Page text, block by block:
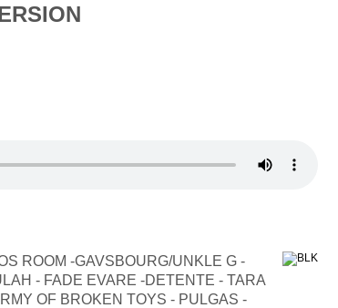
ROOM -GAVSBOURG/UNKLE G -
- FADE EVARE -DETENTE - TARA
OF BROKEN TOYS - PULGAS -